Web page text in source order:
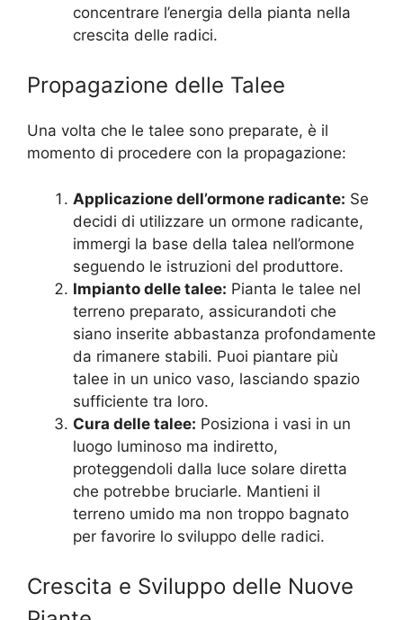
concentrare l’energia della pianta nella
crescita delle radici.
Propagazione delle Talee
Una volta che le talee sono preparate, è il
momento di procedere con la propagazione:
Applicazione dell’ormone radicante: Se
decidi di utilizzare un ormone radicante,
immergi la base della talea nell’ormone
seguendo le istruzioni del produttore.
Impianto delle talee: Pianta le talee nel
terreno preparato, assicurandoti che
siano inserite abbastanza profondamente
da rimanere stabili. Puoi piantare più
talee in un unico vaso, lasciando spazio
sufficiente tra loro.
Cura delle talee: Posiziona i vasi in un
luogo luminoso ma indiretto,
proteggendoli dalla luce solare diretta
che potrebbe bruciarle. Mantieni il
terreno umido ma non troppo bagnato
per favorire lo sviluppo delle radici.
Crescita e Sviluppo delle Nuove